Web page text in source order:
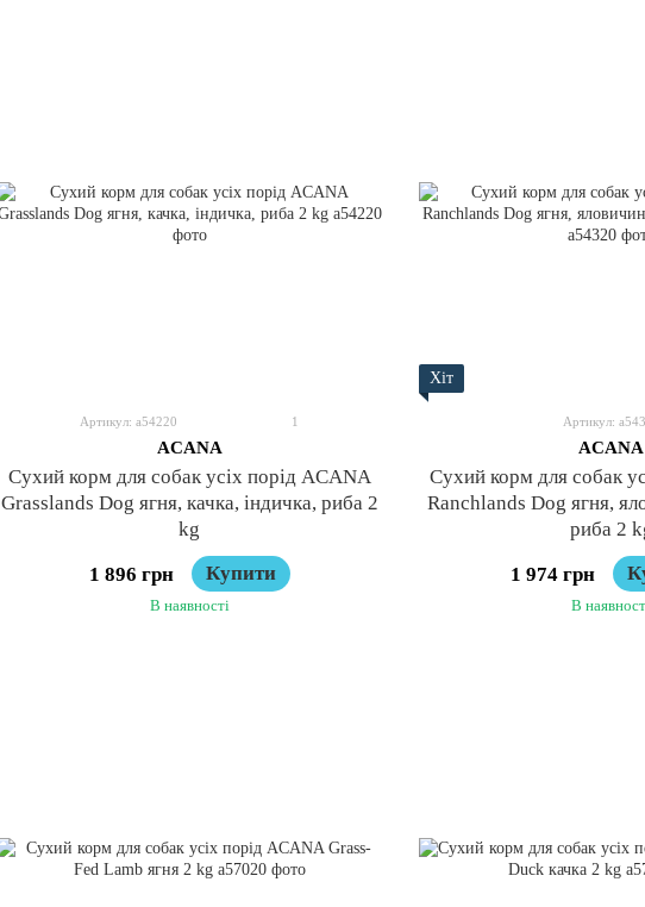
Артикул: a54220 1
ACANA
Сухий корм для собак усіх порід ACANA
Grasslands Dog ягня, качка, індичка, риба 2
kg
1 896 грн
Купити
В наявності
Хіт
Артикул:
ACANA
Сухий корм для собак
Ranchlands Dog ягня,
риба 2
1 974 грн
В